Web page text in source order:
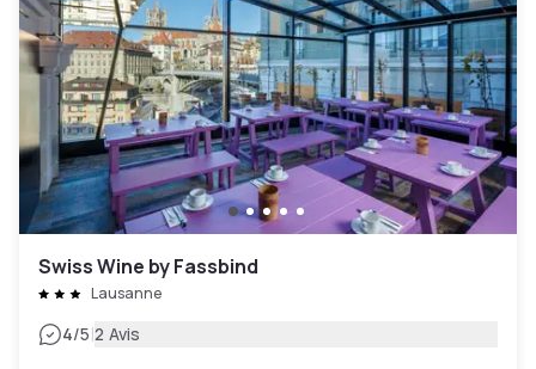
Swiss Wine by Fassbind
Lausanne
4/5|2 Avis